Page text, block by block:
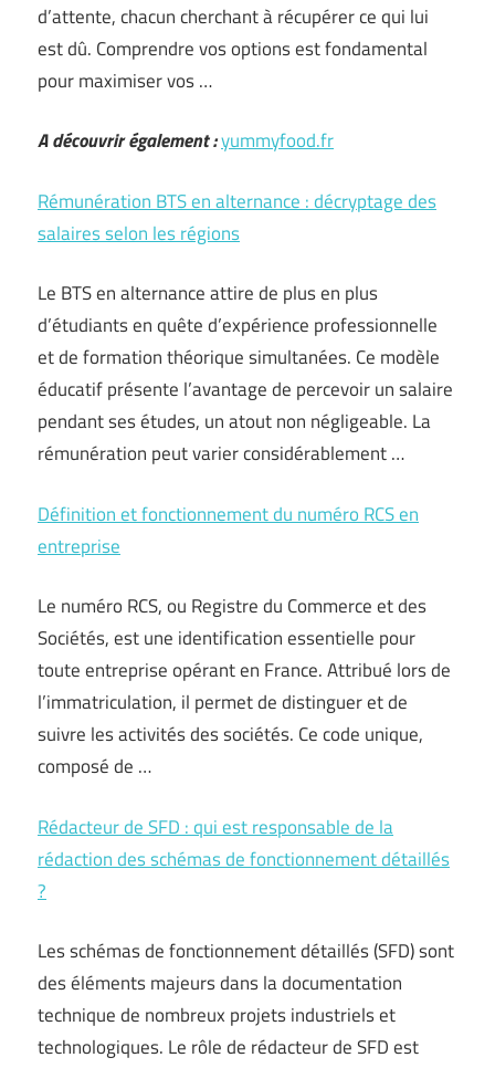
d’attente, chacun cherchant à récupérer ce qui lui
est dû. Comprendre vos options est fondamental
pour maximiser vos …
A découvrir également :yummyfood.fr
Rémunération BTS en alternance : décryptage des
salaires selon les régions
Le BTS en alternance attire de plus en plus
d’étudiants en quête d’expérience professionnelle
et de formation théorique simultanées. Ce modèle
éducatif présente l’avantage de percevoir un salaire
pendant ses études, un atout non négligeable. La
rémunération peut varier considérablement …
Définition et fonctionnement du numéro RCS en
entreprise
Le numéro RCS, ou Registre du Commerce et des
Sociétés, est une identification essentielle pour
toute entreprise opérant en France. Attribué lors de
l’immatriculation, il permet de distinguer et de
suivre les activités des sociétés. Ce code unique,
composé de …
Rédacteur de SFD : qui est responsable de la
rédaction des schémas de fonctionnement détaillés
?
Les schémas de fonctionnement détaillés (SFD) sont
des éléments majeurs dans la documentation
technique de nombreux projets industriels et
technologiques. Le rôle de rédacteur de SFD est